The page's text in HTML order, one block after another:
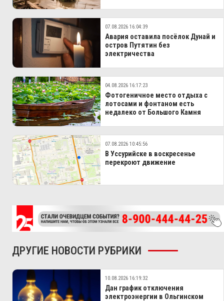
07.08.2026 16:04:39
Авария оставила посёлок Дунай и
остров Путятин без
электричества
04.08.2026 16:17:23
Фотогеничное место отдыха с
лотосами и фонтаном есть
недалеко от Большого Камня
07.08.2026 10:45:56
В Уссурийске в воскресенье
перекроют движение
ДРУГИЕ НОВОСТИ РУБРИКИ
10.08.2026 16:19:32
Дан график отключения
электроэнергии в Ольгинском